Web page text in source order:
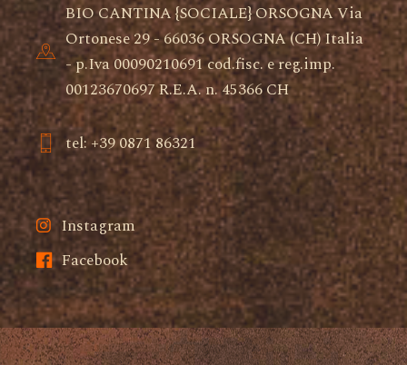
BIO CANTINA {SOCIALE} ORSOGNA Via
Ortonese 29 - 66036 ORSOGNA (CH) Italia
- p.Iva 00090210691 cod.fisc. e reg.imp.
00123670697 R.E.A. n. 45366 CH
tel: +39 0871 86321
Instagram
Facebook